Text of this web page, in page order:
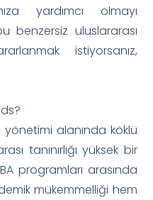
yardımcı olmayı
benzersiz uluslararası
istiyorsanız,
alanında köklü
tanınırlığı yüksek bir
programları arasında
mükemmelliği hem